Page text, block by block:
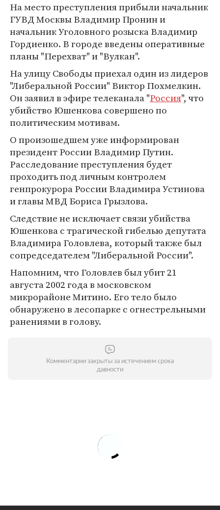
На место преступления прибыли начальник
ГУВД Москвы Владимир Пронин и
начальник Уголовного розыска Владимир
Гордиенко. В городе введены оперативные
планы "Перехват" и "Вулкан".
На улицу Свободы приехал один из лидеров
"Либеральной России" Виктор Похмелкин.
Он заявил в эфире телеканала "Россия", что
убийство Юшенкова совершено по
политическим мотивам.
О произошедшем уже информирован
президент России Владимир Путин.
Расследование преступления будет
проходить под личным контролем
генпрокурора России Владимира Устинова
и главы МВД Бориса Грызлова.
Следствие не исключает связи убийства
Юшенкова с трагической гибелью депутата
Владимира Головлева, который также был
сопредседателем "Либеральной России".
Напомним, что Головлев был убит 21
августа 2002 года в московском
микрорайоне Митино. Его тело было
обнаружено в лесопарке с огнестрельными
ранениями в голову.
Комментарии закрыты за истечением срока
давности